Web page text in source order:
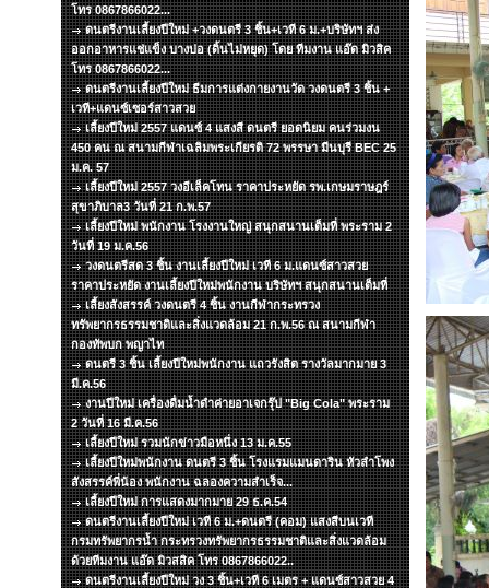
โทร 0867866022...
ดนตรีงานเลี้ยงปีใหม่ +วงดนตรี 3 ชิ้น+เวที 6 ม.+บริษัทฯ ส่ง
ออกอาหารแช่แข็ง บางบ่อ (ดิ้นไม่หยุด) โดย ทีมงาน แอ๊ด มิวสิค
โทร 0867866022...
ดนตรีงานเลี้ยงปีใหม่ ธีมการแต่งกายงานวัด วงดนตรี 3 ชิ้น +
เวที+แดนซ์เซอร์สาวสวย
เลี้ยงปีใหม่ 2557 แดนซ์ 4 แสงสี ดนตรี ยอดนิยม คนร่วมงน
450 คน ณ สนามกีฬาเฉลิมพระเกียรติ 72 พรรษา มีนบุรี BEC 25
ม.ค. 57
เลี้ยงปีใหม่ 2557 วงอีเล็คโทน ราคาประหยัด รพ.เกษมราษฎร์
สุขาภิบาล3 วันที่ 21 ก.พ.57
เลี้ยงปีใหม่ พนักงาน โรงงานใหญ่ สนุกสนานเต็มที่ พระราม 2
วันที่ 19 ม.ค.56
วงดนตรีสด 3 ชิ้น งานเลี้ยงปีใหม่ เวที 6 ม.แดนซ์สาวสวย
ราคาประหยัด งานเลี้ยงปีใหม่พนักงาน บริษัทฯ สนุกสนานเต็มที่
เลี้ยงสังสรรค์ วงดนตรี 4 ชิ้น งานกีฬากระทรวง
ทรัพยากรธรรมชาติและสิ่งแวดล้อม 21 ก.พ.56 ณ สนามกีฬา
กองทัพบก พญาไท
ดนตรี 3 ชิ้น เลี้ยงปีใหม่พนักงาน แถวรังสิต รางวัลมากมาย 3
มี.ค.56
งานปีใหม่ เครื่องดื่มน้ำดำค่ายอาเจกรุ๊ป "Big Cola" พระราม
2 วันที่ 16 มี.ค.56
เลี้ยงปีใหม่ รวมนักข่าวมือหนึ่ง 13 ม.ค.55
เลี้ยงปีใหม่พนักงาน ดนตรี 3 ชิ้น โรงแรมแมนดาริน หัวลำโพง
สังสรรค์พี่น้อง พนักงาน ฉลองความสำเร็จ...
เลี้ยงปีใหม่ การแสดงมากมาย 29 ธ.ค.54
ดนตรีงานเลี้ยงปีใหม่ เวที 6 ม.+ดนตรี (คอม) แสงสีบนเวที
กรมทรัพยากรน้ำ กระทรวงทรัพยากรธรรมชาติและสิ่งแวดล้อม
ด้วยทีมงาน แอ๊ด มิวสสิค โทร 0867866022..
ดนตรีงานเลี้ยงปีใหม่ วง 3 ชิ้น+เวที 6 เมตร + แดนซ์สาวสวย 4